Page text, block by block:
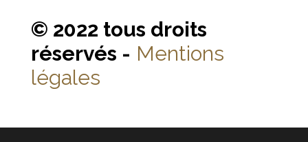
© 2022 tous droits
réservés - Mentions
légales